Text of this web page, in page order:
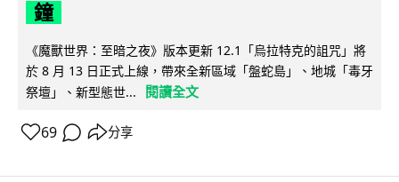
鐘
《魔獸世界：至暗之夜》版本更新 12.1「烏拉特克的詛咒」將
於 8 月 13 日正式上線，帶來全新區域「盤蛇島」、地城「毒牙
祭壇」、新型態世...
閱讀全文
69 分享